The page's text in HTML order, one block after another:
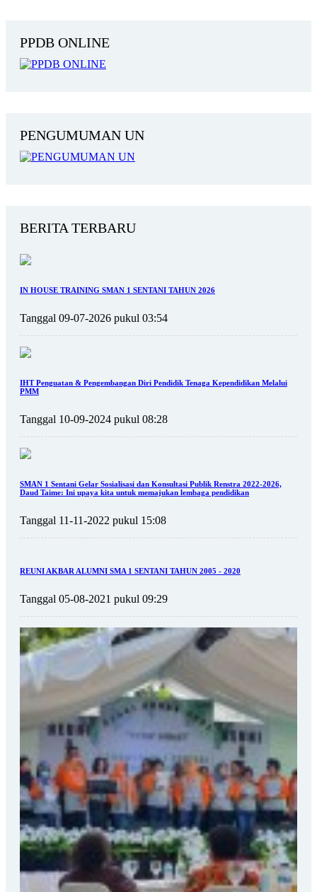
PPDB ONLINE
PENGUMUMAN UN
BERITA TERBARU
IN HOUSE TRAINING SMAN 1 SENTANI TAHUN 2026
Tanggal 09-07-2026 pukul 03:54
IHT Penguatan & Pengembangan Diri Pendidik Tenaga Kependidikan Melalui
PMM
Tanggal 10-09-2024 pukul 08:28
SMAN 1 Sentani Gelar Sosialisasi dan Konsultasi Publik Renstra 2022-2026,
Daud Taime: Ini upaya kita untuk memajukan lembaga pendidikan
Tanggal 11-11-2022 pukul 15:08
REUNI AKBAR ALUMNI SMA 1 SENTANI TAHUN 2005 - 2020
Tanggal 05-08-2021 pukul 09:29